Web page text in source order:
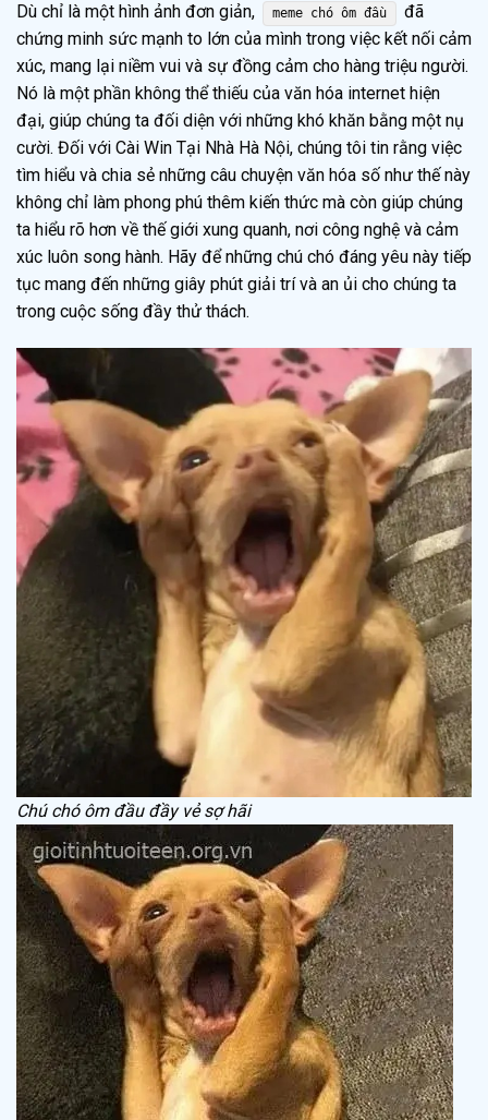
Dù chỉ là một hình ảnh đơn giản, meme chó ôm đầu
đã
chứng minh sức mạnh to lớn của mình trong việc kết nối cảm
xúc, mang lại niềm vui và sự đồng cảm cho hàng triệu người.
Nó là một phần không thể thiếu của văn hóa internet hiện
đại, giúp chúng ta đối diện với những khó khăn bằng một nụ
cười. Đối với Cài Win Tại Nhà Hà Nội, chúng tôi tin rằng việc
tìm hiểu và chia sẻ những câu chuyện văn hóa số như thế này
không chỉ làm phong phú thêm kiến thức mà còn giúp chúng
ta hiểu rõ hơn về thế giới xung quanh, nơi công nghệ và cảm
xúc luôn song hành. Hãy để những chú chó đáng yêu này tiếp
tục mang đến những giây phút giải trí và an ủi cho chúng ta
trong cuộc sống đầy thử thách.
Chú chó ôm đầu đầy vẻ sợ hãi